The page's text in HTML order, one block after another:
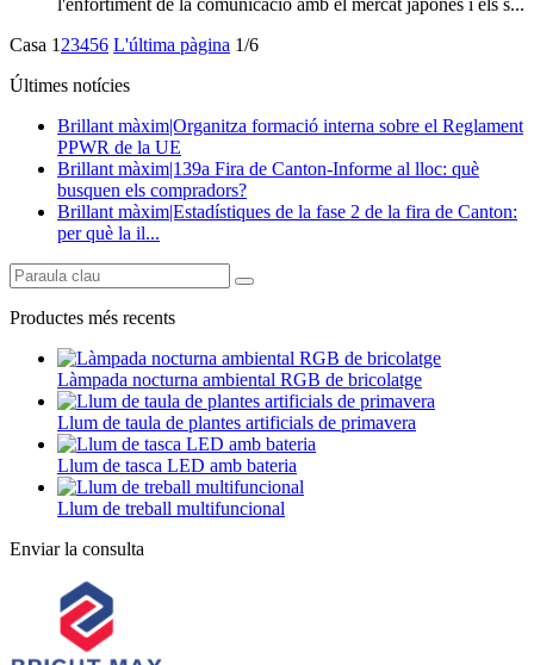
Casa 1 23456 L'última pàgina 1/6
Últimes notícies
Brillant màxim|Organitza formació interna sobre el Reglament
PPWR de la UE
Brillant màxim|139a Fira de Canton-Informe al lloc: què
busquen els compradors?
Brillant màxim|Estadístiques de la fase 2 de la fira de Canton:
per què la il...
Productes més recents
Làmpada nocturna ambiental RGB de bricolatge
Llum de taula de plantes artificials de primavera
Llum de tasca LED amb bateria
Llum de treball multifuncional
Enviar la consulta